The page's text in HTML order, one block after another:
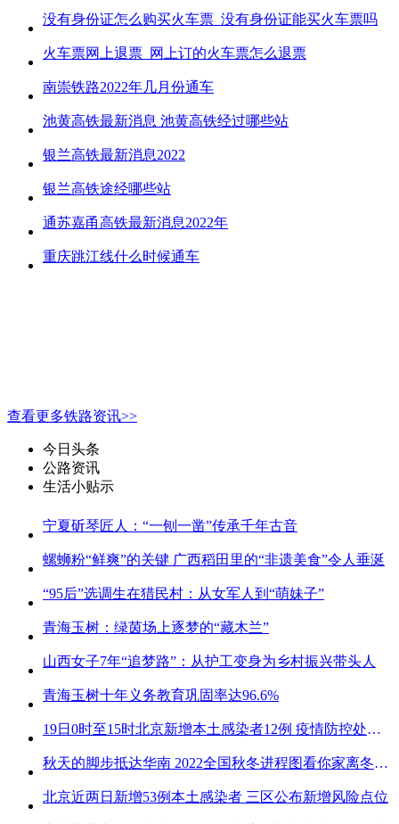
没有身份证怎么购买火车票_没有身份证能买火车票吗
火车票网上退票_网上订的火车票怎么退票
南崇铁路2022年几月份通车
池黄高铁最新消息 池黄高铁经过哪些站
银兰高铁最新消息2022
银兰高铁途经哪些站
通苏嘉甬高铁最新消息2022年
重庆跳江线什么时候通车
查看更多铁路资讯>>
今日头条
公路资讯
生活小贴示
宁夏斫琴匠人：“一刨一凿”传承千年古音
螺蛳粉“鲜爽”的关键 广西稻田里的“非遗美食”令人垂涎
“95后”选调生在猎民村：从女军人到“萌妹子”
青海玉树：绿茵场上逐梦的“藏木兰”
山西女子7年“追梦路”：从护工变身为乡村振兴带头人
青海玉树十年义务教育巩固率达96.6%
19日0时至15时北京新增本土感染者12例 疫情防控处关键时刻
秋天的脚步抵达华南 2022全国秋冬进程图看你家离冬天有多远
北京近两日新增53例本土感染者 三区公布新增风险点位